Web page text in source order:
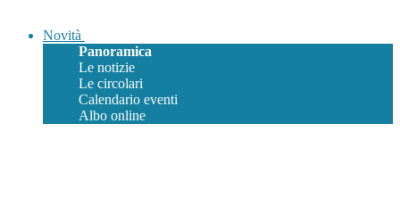
Novità
Panoramica
Le notizie
Le circolari
Calendario eventi
Albo online